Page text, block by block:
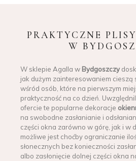
PRAKTYCZNE
W
W sklepie Agalla w Bydgoszczy
jak dużym zainteresowaniem cieszą
wśród osób, które na pierwszym
praktyczność na co dzień.
ofercie te popularne dekoracje
na swobodne zasłanianie i
części okna zarówno w górę, jak i w
możliwe jest choćby ograniczanie
słonecznych bez konieczności
albo zasłonięcie dolnej części okna